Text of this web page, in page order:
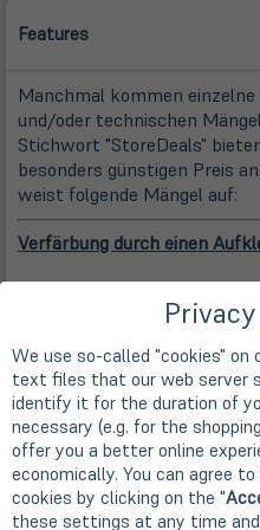
Features
Manchmal kommen
und/oder technischen
Stichwort "StoreDeals"
besonders günstigen Preis
weist folgende Mängel auf:
Verfärbung durch einen
Dieser Aufkleber wird von
Sonneneinstrahlung, oder
kann es zu Verfärbungen
handelt sich hierbei um
Leistung des Gerätes nicht
Hersteller
Manufacturer
We use so-called "cookies" on
text files that our web server
identify it for the duration of
necessary (e.g. for the
offer you a better online
economically. You can agree
cookies by clicking on the "
these settings at any time